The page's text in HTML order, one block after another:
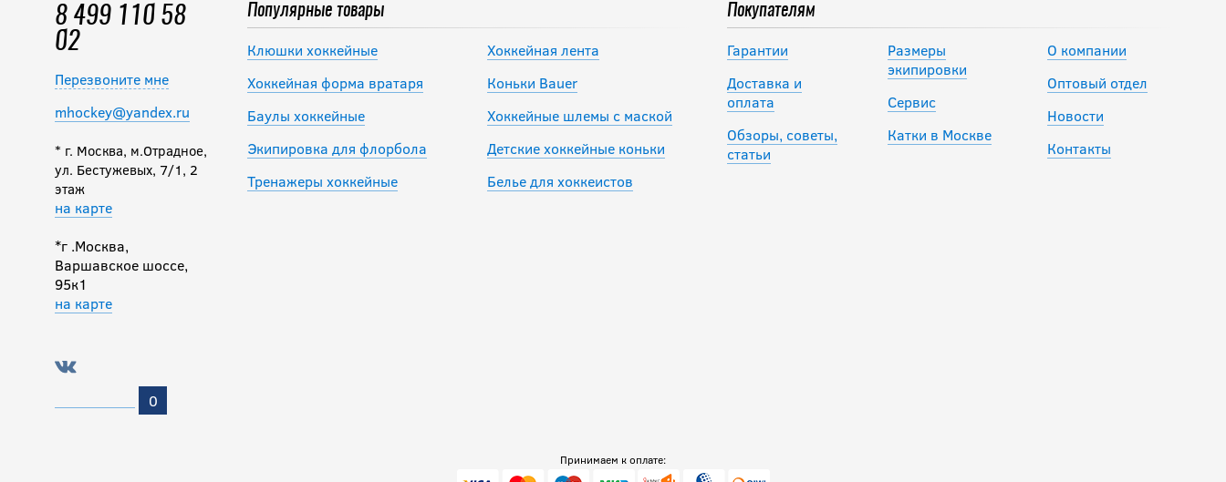
8 499 110 58
02
Перезвоните мне
mhockey@yandex.ru
* г. Москва, м.Отрадное,
ул. Бестужевых, 7/1, 2
этаж
на карте
*г .Москва,
Варшавское шоссе,
95к1
на карте
0
Популярные товары
Клюшки хоккейные
Хоккейная форма вратаря
Баулы хоккейные
Экипировка для флорбола
Тренажеры хоккейные
Хоккейная лента
Коньки Bauer
Хоккейные шлемы с маской
Детские хоккейные коньки
Белье для хоккеистов
Покупателям
Гарантии
Доставка и
оплата
Обзоры, советы,
статьи
Размеры
экипировки
Сервис
Катки в Москве
О компании
Оптовый отдел
Новости
Контакты
Принимаем к оплате: